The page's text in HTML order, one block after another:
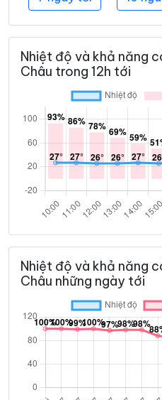
Nhiệt độ và khả năng
Châu trong 12h tới
Nhiệt độ và khả năng
Châu những ngày tới